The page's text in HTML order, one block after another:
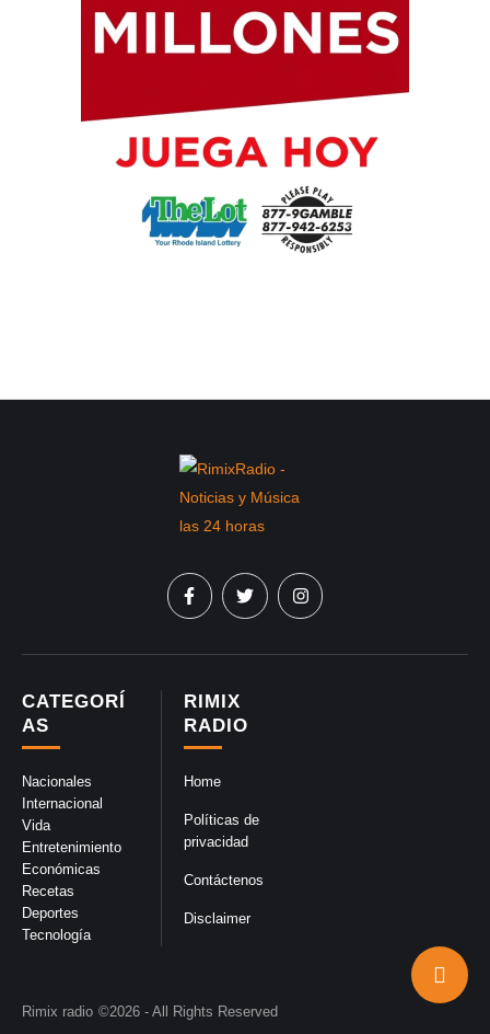
RIMIX
RADIO
Home
Políticas de
privacidad
Contáctenos
Disclaimer
CATEGORÍ
AS
Nacionales
Internacional
Vida
Entretenimiento
Económicas
Recetas
Deportes
Tecnología
Rimix radio ©2026 - All Rights Reserved